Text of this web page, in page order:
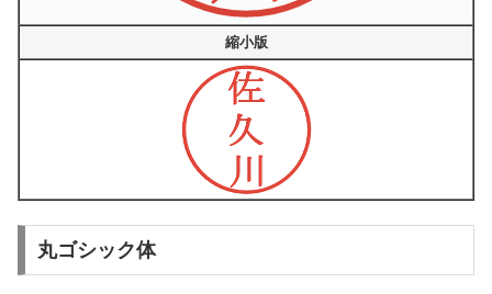
縮小版
丸ゴシック体